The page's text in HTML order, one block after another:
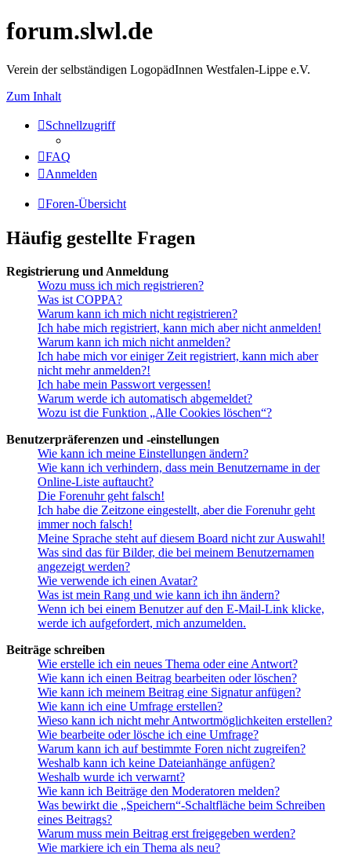
forum.slwl.de
Verein der selbständigen LogopädInnen Westfalen-Lippe e.V.
Zum Inhalt
Schnellzugriff
FAQ
Anmelden
Foren-Übersicht
Häufig gestellte Fragen
Registrierung und Anmeldung
Wozu muss ich mich registrieren?
Was ist COPPA?
Warum kann ich mich nicht registrieren?
Ich habe mich registriert, kann mich aber nicht anmelden!
Warum kann ich mich nicht anmelden?
Ich habe mich vor einiger Zeit registriert, kann mich aber
nicht mehr anmelden?!
Ich habe mein Passwort vergessen!
Warum werde ich automatisch abgemeldet?
Wozu ist die Funktion „Alle Cookies löschen“?
Benutzerpräferenzen und -einstellungen
Wie kann ich meine Einstellungen ändern?
Wie kann ich verhindern, dass mein Benutzername in der
Online-Liste auftaucht?
Die Forenuhr geht falsch!
Ich habe die Zeitzone eingestellt, aber die Forenuhr geht
immer noch falsch!
Meine Sprache steht auf diesem Board nicht zur Auswahl!
Was sind das für Bilder, die bei meinem Benutzernamen
angezeigt werden?
Wie verwende ich einen Avatar?
Was ist mein Rang und wie kann ich ihn ändern?
Wenn ich bei einem Benutzer auf den E-Mail-Link klicke,
werde ich aufgefordert, mich anzumelden.
Beiträge schreiben
Wie erstelle ich ein neues Thema oder eine Antwort?
Wie kann ich einen Beitrag bearbeiten oder löschen?
Wie kann ich meinem Beitrag eine Signatur anfügen?
Wie kann ich eine Umfrage erstellen?
Wieso kann ich nicht mehr Antwortmöglichkeiten erstellen?
Wie bearbeite oder lösche ich eine Umfrage?
Warum kann ich auf bestimmte Foren nicht zugreifen?
Weshalb kann ich keine Dateianhänge anfügen?
Weshalb wurde ich verwarnt?
Wie kann ich Beiträge den Moderatoren melden?
Was bewirkt die „Speichern“-Schaltfläche beim Schreiben
eines Beitrags?
Warum muss mein Beitrag erst freigegeben werden?
Wie markiere ich ein Thema als neu?